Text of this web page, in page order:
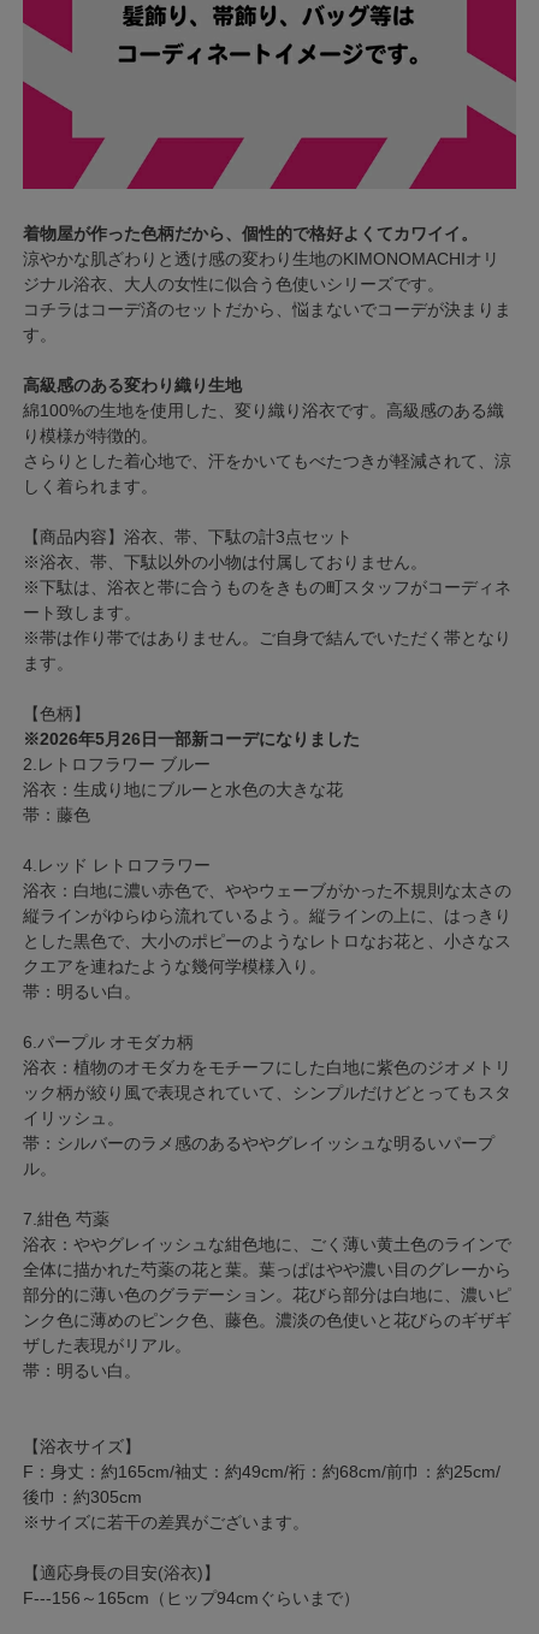
着物屋が作った色柄だから、個性的で格好よくてカワイイ。
涼やかな肌ざわりと透け感の変わり生地のKIMONOMACHIオリ
ジナル浴衣、大人の女性に似合う色使いシリーズです。
コチラはコーデ済のセットだから、悩まないでコーデが決まりま
す。
高級感のある変わり織り生地
綿100%の生地を使用した、変り織り浴衣です。高級感のある織
り模様が特徴的。
さらりとした着心地で、汗をかいてもべたつきが軽減されて、涼
しく着られます。
【商品内容】浴衣、帯、下駄の計3点セット
※浴衣、帯、下駄以外の小物は付属しておりません。
※下駄は、浴衣と帯に合うものをきもの町スタッフがコーディネ
ート致します。
※帯は作り帯ではありません。ご自身で結んでいただく帯となり
ます。
【色柄】
※2026年5月26日一部新コーデになりました
2.レトロフラワー ブルー
浴衣：生成り地にブルーと水色の大きな花
帯：藤色
4.レッド レトロフラワー
浴衣：白地に濃い赤色で、ややウェーブがかった不規則な太さの
縦ラインがゆらゆら流れているよう。縦ラインの上に、はっきり
とした黒色で、大小のポピーのようなレトロなお花と、小さなス
クエアを連ねたような幾何学模様入り。
帯：明るい白。
6.パープル オモダカ柄
浴衣：植物のオモダカをモチーフにした白地に紫色のジオメトリ
ック柄が絞り風で表現されていて、シンプルだけどとってもスタ
イリッシュ。
帯：シルバーのラメ感のあるややグレイッシュな明るいパープ
ル。
7.紺色 芍薬
浴衣：ややグレイッシュな紺色地に、ごく薄い黄土色のラインで
全体に描かれた芍薬の花と葉。葉っぱはやや濃い目のグレーから
部分的に薄い色のグラデーション。花びら部分は白地に、濃いピ
ンク色に薄めのピンク色、藤色。濃淡の色使いと花びらのギザギ
ザした表現がリアル。
帯：明るい白。
【浴衣サイズ】
F：身丈：約165cm/袖丈：約49cm/裄：約68cm/前巾：約25cm/
後巾：約305cm
※サイズに若干の差異がございます。
【適応身長の目安(浴衣)】
F---156～165cm（ヒップ94cmぐらいまで）